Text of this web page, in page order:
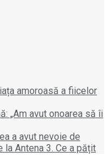
amoroasă a fiicelor
„Am avut onoarea să îi
a avut nevoie de
la Antena 3. Ce a pățit